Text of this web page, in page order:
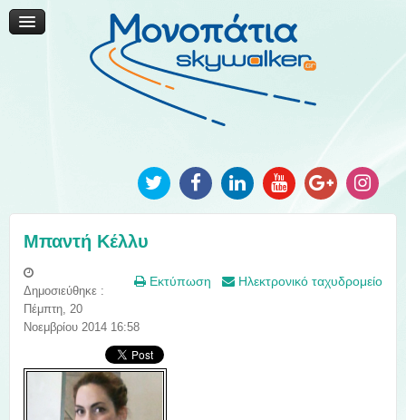
Μονοπάτια Καινοτομίας
Μονοπάτια Τοπικής Ανάπτυξης
Ανακοινώσεις
Φωτογραφίες
Μπαντή Κέλλυ
Εκτύπωση Ηλεκτρονικό ταχυδρομείο
Δημοσιεύθηκε :
Πέμπτη, 20
Νοεμβρίου 2014 16:58